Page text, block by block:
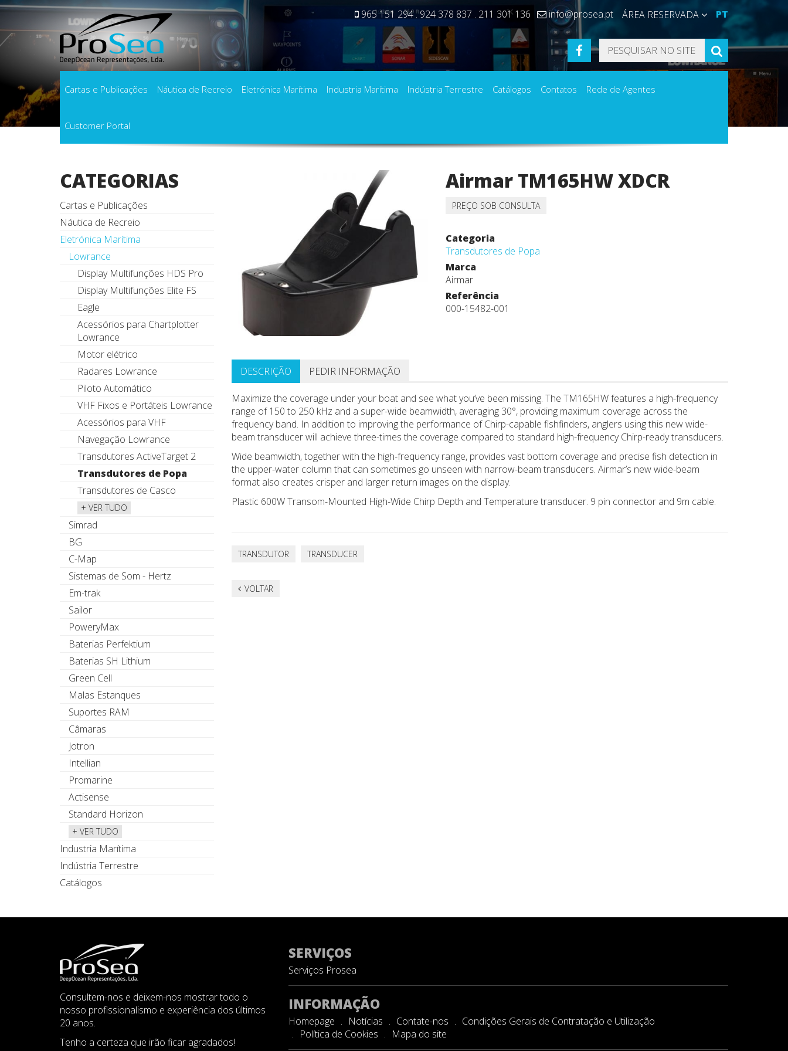
965 151 294 . 924 378 837 . 211 301 136 info@prosea.pt ÁREA RESERVADA PT
FACEBOOK PESQUISAR
Cartas e Publicações Náutica de Recreio Eletrónica Marítima Industria Marítima Indústria Terrestre Catálogos Contatos Rede de Agentes
Customer Portal
Airmar TM165HW XDCR
PREÇO SOB CONSULTA
Categoria
Transdutores de Popa
Marca
Airmar
Referência
000-15482-001
DESCRIÇÃO PEDIR INFORMAÇÃO
Maximize the coverage under your boat and see what you’ve been missing. The TM165HW features a high-frequency
range of 150 to 250 kHz and a super-wide beamwidth, averaging 30°, providing maximum coverage across the
frequency band. In addition to improving the performance of Chirp-capable fishfinders, anglers using this new wide-
beam transducer will achieve three-times the coverage compared to standard high-frequency Chirp-ready transducers.
Wide beamwidth, together with the high-frequency range, provides vast bottom coverage and precise fish detection in
the upper-water column that can sometimes go unseen with narrow-beam transducers. Airmar’s new wide-beam
format also creates crisper and larger return images on the display.
Plastic 600W Transom-Mounted High-Wide Chirp Depth and Temperature transducer. 9 pin connector and 9m cable.
TRANSDUTOR TRANSDUCER
VOLTAR
CATEGORIAS
Cartas e Publicações
Náutica de Recreio
Eletrónica Marítima
Lowrance
Display Multifunções HDS Pro
Display Multifunções Elite FS
Eagle
Acessórios para Chartplotter
Lowrance
Motor elétrico
Radares Lowrance
Piloto Automático
VHF Fixos e Portáteis Lowrance
Acessórios para VHF
Navegação Lowrance
Transdutores ActiveTarget 2
Transdutores de Popa
Transdutores de Casco
+ VER TUDO
Simrad
BG
C-Map
Sistemas de Som - Hertz
Em-trak
Sailor
PoweryMax
Baterias Perfektium
Baterias SH Lithium
Green Cell
Malas Estanques
Suportes RAM
Câmaras
Jotron
Intellian
Promarine
Actisense
Standard Horizon
+ VER TUDO
Industria Marítima
Indústria Terrestre
Catálogos
Consultem-nos e deixem-nos mostrar todo o
nosso profissionalismo e experiência dos últimos
20 anos.
Tenho a certeza que irão ficar agradados!
SERVIÇOS
Serviços Prosea
INFORMAÇÃO
Homepage Notícias Contate-nos
Condições Gerais de Contratação e Utilização
Política de Cookies
Mapa do site